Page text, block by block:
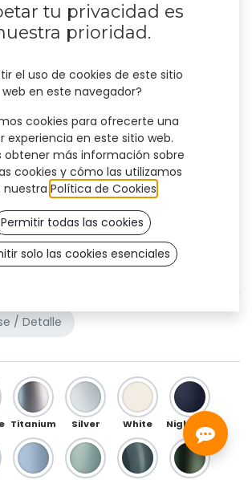
/ Detalle
Titanium Silver White
tu privacidad es
prioridad.
el uso de cookies de este sitio
web en este navegador?
cookies para ofrecerte una
experiencia en este sitio web.
obtener más información sobre
cookies y cómo las utilizamos
nuestra Política de Cookies
Permitir todas las cookies
solo las cookies esenciales